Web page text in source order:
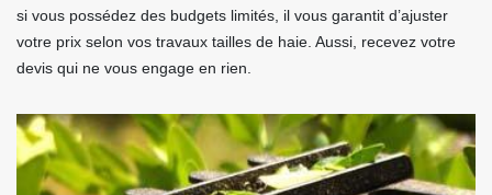
si vous possédez des budgets limités, il vous garantit d’ajuster
votre prix selon vos travaux tailles de haie. Aussi, recevez votre
devis qui ne vous engage en rien.